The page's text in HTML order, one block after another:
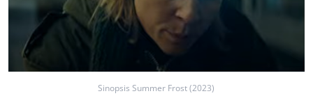
Sinopsis Summer Frost (2023)